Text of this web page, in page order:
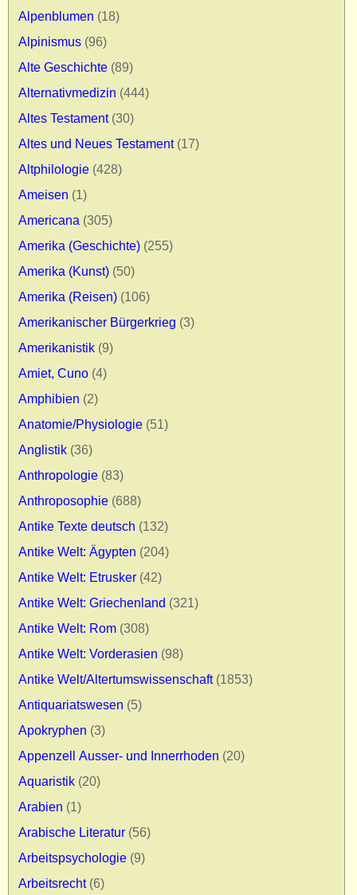
Alpenblumen (18)
Alpinismus (96)
Alte Geschichte (89)
Alternativmedizin (444)
Altes Testament (30)
Altes und Neues Testament (17)
Altphilologie (428)
Ameisen (1)
Americana (305)
Amerika (Geschichte) (255)
Amerika (Kunst) (50)
Amerika (Reisen) (106)
Amerikanischer Bürgerkrieg (3)
Amerikanistik (9)
Amiet, Cuno (4)
Amphibien (2)
Anatomie/Physiologie (51)
Anglistik (36)
Anthropologie (83)
Anthroposophie (688)
Antike Texte deutsch (132)
Antike Welt: Ägypten (204)
Antike Welt: Etrusker (42)
Antike Welt: Griechenland (321)
Antike Welt: Rom (308)
Antike Welt: Vorderasien (98)
Antike Welt/Altertumswissenschaft (1853)
Antiquariatswesen (5)
Apokryphen (3)
Appenzell Ausser- und Innerrhoden (20)
Aquaristik (20)
Arabien (1)
Arabische Literatur (56)
Arbeitspsychologie (9)
Arbeitsrecht (6)